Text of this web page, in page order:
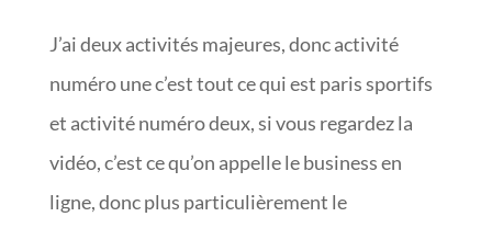
J’ai deux activités majeures, donc activité
numéro une c’est tout ce qui est paris sportifs
et activité numéro deux, si vous regardez la
vidéo, c’est ce qu’on appelle le business en
ligne, donc plus particulièrement le